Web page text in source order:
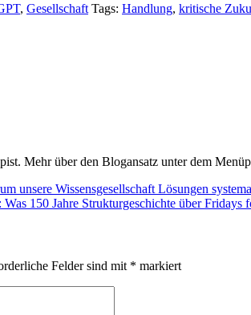
, Gesellschaft Tags: Handlung, kritische
Mehr über den Blogansatz unter dem
unsere Wissensgesellschaft Lösungen
150 Jahre Strukturgeschichte über Fridays
Felder sind mit * markiert